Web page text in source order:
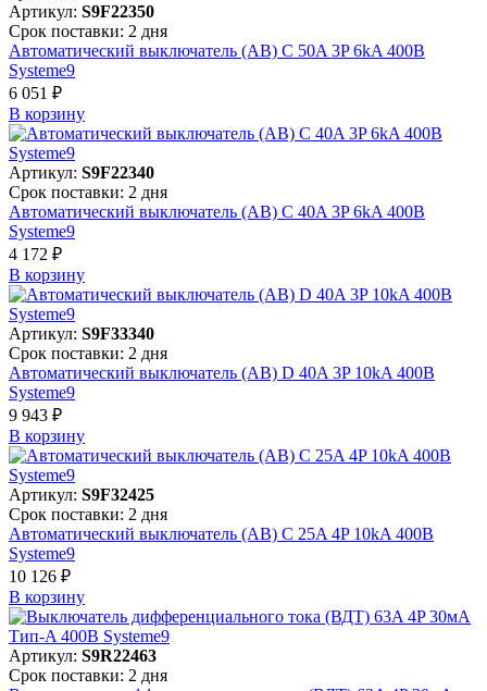
Артикул: S9F22350
Срок поставки: 2 дня
Автоматический выключатель (АВ) C 50A 3P 6kA 400В
Systeme9
6 051 ₽
В корзинy
Артикул: S9F22340
Срок поставки: 2 дня
Автоматический выключатель (АВ) C 40A 3P 6kA 400В
Systeme9
4 172 ₽
В корзинy
Артикул: S9F33340
Срок поставки: 2 дня
Автоматический выключатель (АВ) D 40A 3P 10kA 400В
Systeme9
9 943 ₽
В корзинy
Артикул: S9F32425
Срок поставки: 2 дня
Автоматический выключатель (АВ) C 25A 4P 10kA 400В
Systeme9
10 126 ₽
В корзинy
Артикул: S9R22463
Срок поставки: 2 дня